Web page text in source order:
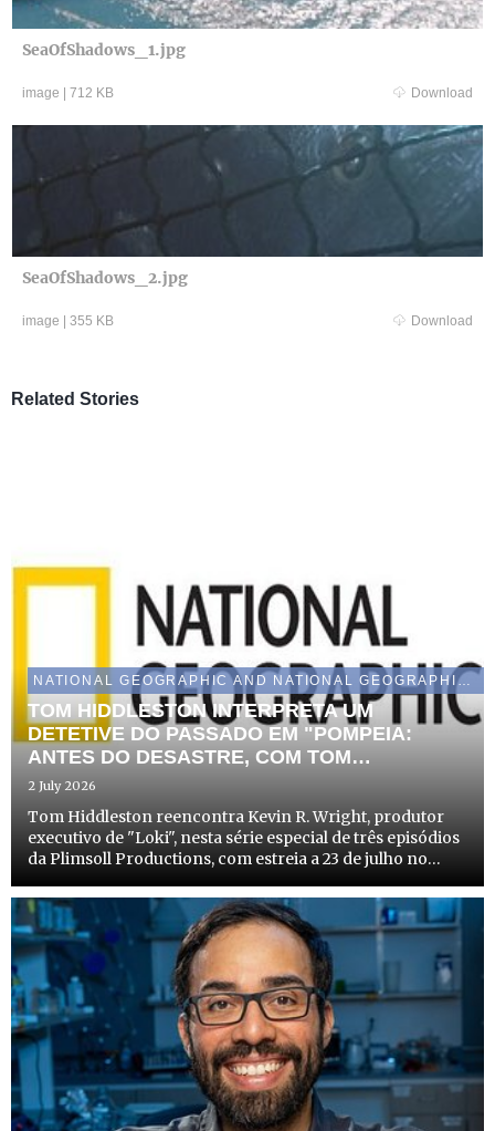
SeaOfShadows_1.jpg
image 712 KB Download
SeaOfShadows_2.jpg
image 355 KB Download
Related Stories
NATIONAL GEOGRAPHIC AND NATIONAL GEOGRAPHIC WILD
TOM HIDDLESTON INTERPRETA UM
DETETIVE DO PASSADO EM "POMPEIA:
ANTES DO DESASTRE, COM TOM
HIDDLESTON" A INOVADORA INVESTIGAÇÃO
DA NATIONAL GEOGRAPHIC SOBRE AS
ÚLTIMAS HORAS DA CIDADE
2 July 2026
Tom Hiddleston reencontra Kevin R. Wright, produtor
executivo de "Loki", nesta série especial de três episódios
da Plimsoll Productions, com estreia a 23 de julho no